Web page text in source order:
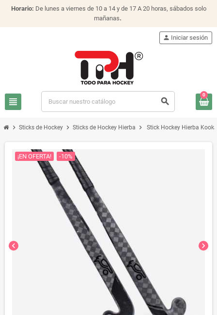
Horario: De lunes a viernes de 10 a 14 y de 17 A 20 horas, sábados solo
mañanas.
view_headline search
person Iniciar sesión
0
chevron_right Sticks de Hockey chevron_right Sticks de Hockey Hierba chevron_right Stick Hockey Hierba
chevron_left chevron_right
¡EN OFERTA! -10%